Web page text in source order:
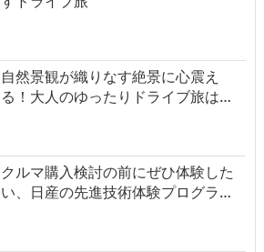
自然景観が織りなす絶景に心震え
る！大人のゆったりドライブ旅は…
クルマ購入検討の前にぜひ体験した
い、日産の先進技術体験プログラ…